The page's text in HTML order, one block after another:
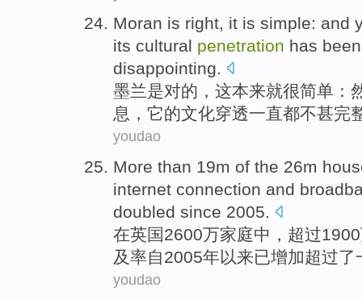
Moran is right, it is simple: and
its cultural penetration has been
disappointing.
墨兰是对的， 这本来就很简单 ：
息 ， 它的文化穿透一直都不甚完
youdao
More than 19m of the 26m
internet connection and
doubled since 2005.
在英国2600万家庭中， 超过
及率自2005年以来已增加超过了
youdao